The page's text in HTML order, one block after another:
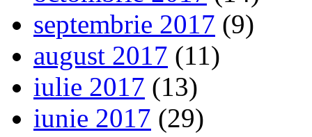
septembrie 2017 (9)
august 2017 (11)
iulie 2017 (13)
iunie 2017 (29)